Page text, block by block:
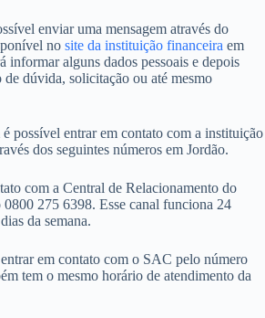
enviar uma mensagem através do
no site da instituição financeira em
informar alguns dados pessoais e depois
de dúvida, solicitação ou até mesmo
possível entrar em contato com a instituição
dos seguintes números em Jordão.
com a Central de Relacionamento do
0800 275 6398. Esse canal funciona 24
da semana.
em contato com o SAC pelo número
tem o mesmo horário de atendimento da